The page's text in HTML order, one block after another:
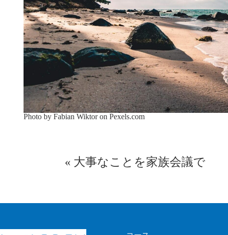
Photo by Fabian Wiktor on Pexels.com
« 大事なことを家族会議で